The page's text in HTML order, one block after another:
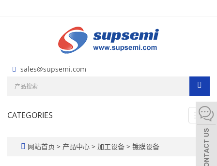
sales@supsemi.com
CATEGORIES
网站首页 > 产品中心 > 加工设备 > 镀膜设备